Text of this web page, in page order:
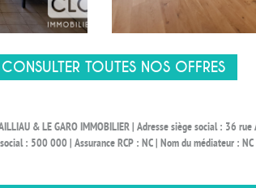
CONSULTER TOUTES NOS OFFRES
& LE GARO IMMOBILIER | Adresse siège social : 36
: 500 000 | Assurance RCP : NC | Nom du médiateur : NC